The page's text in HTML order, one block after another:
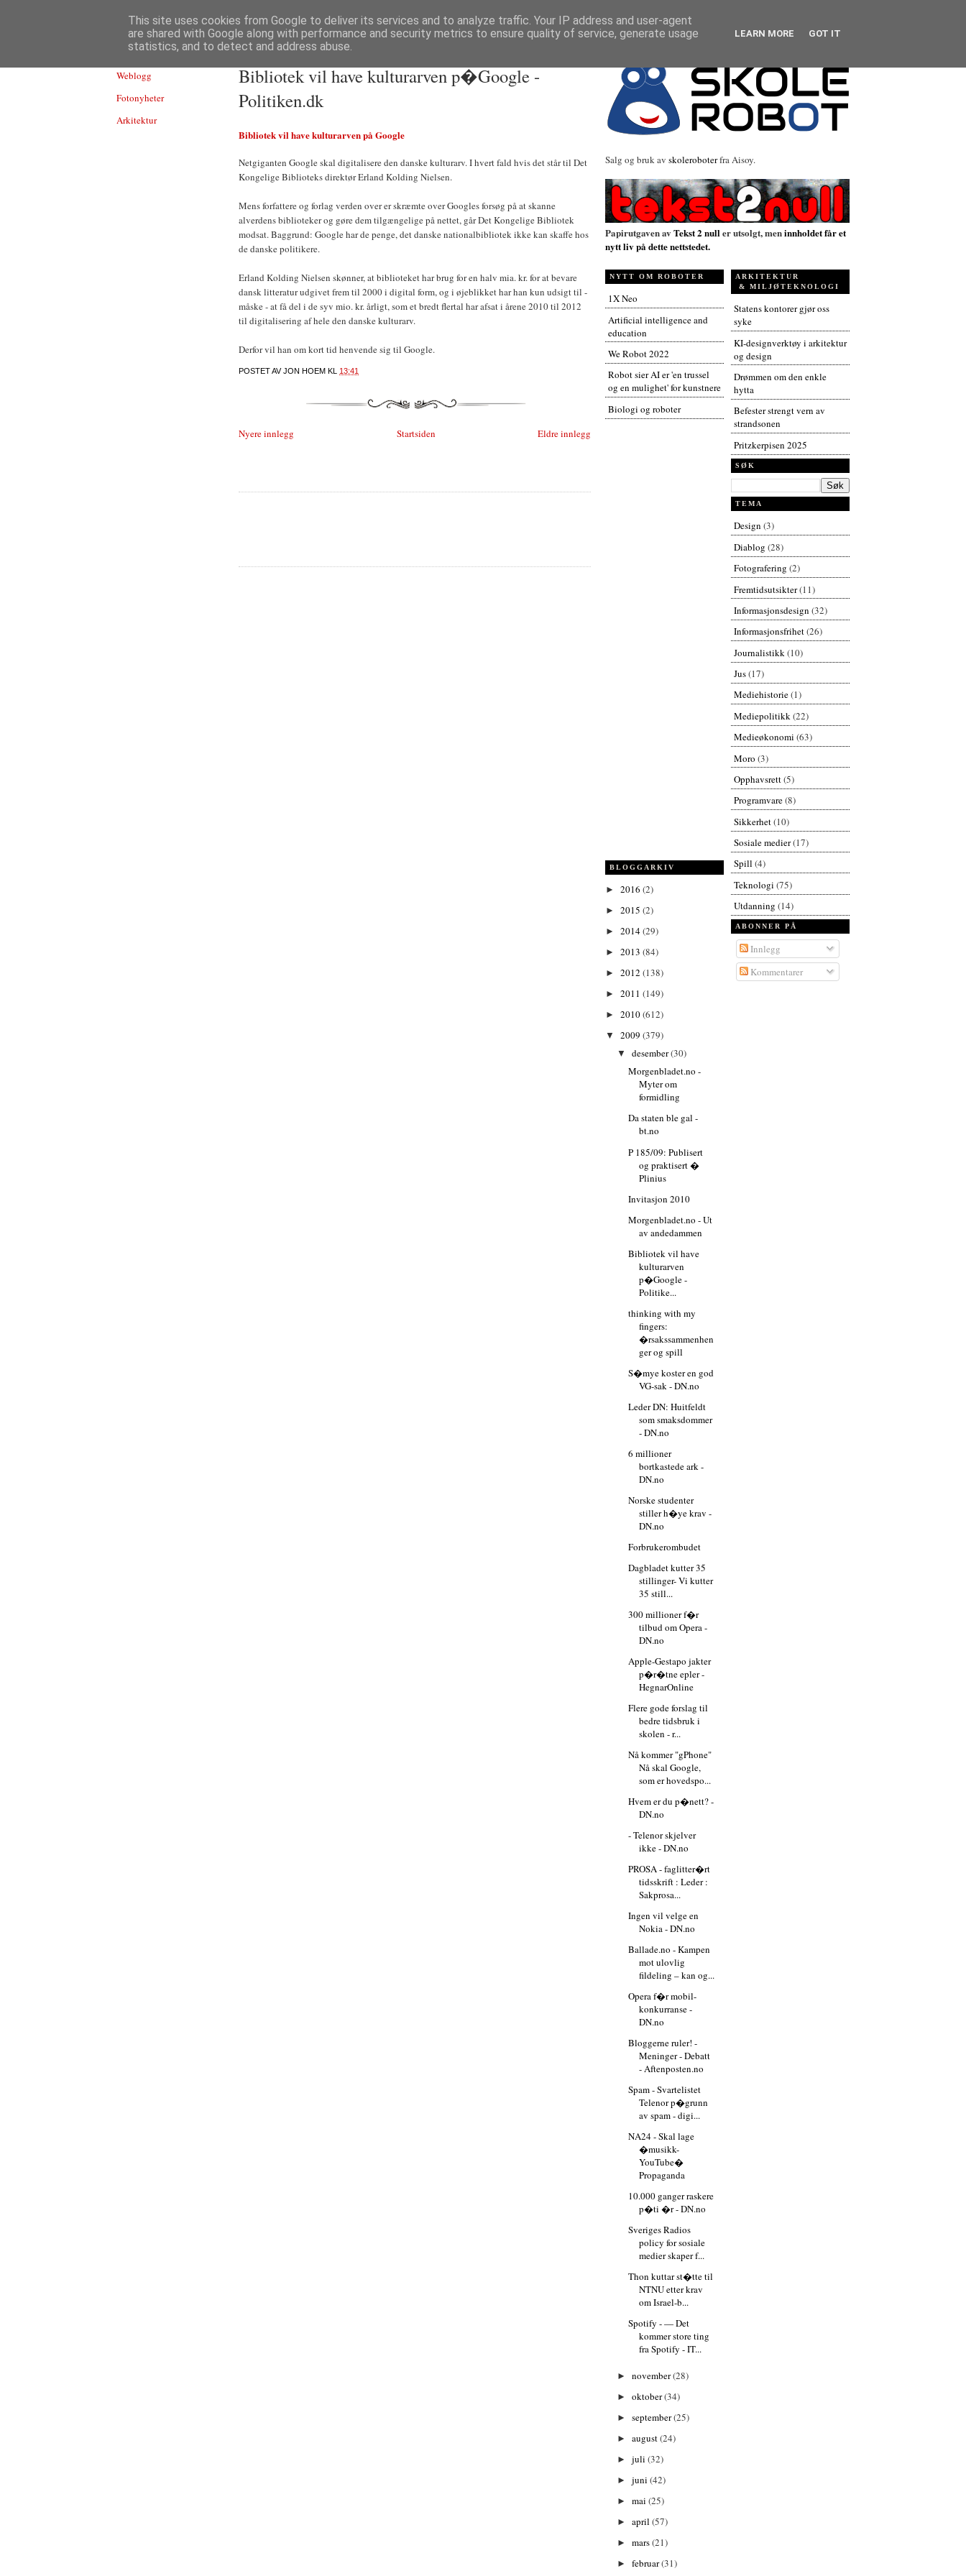
TEKNOLOGINYHETER
Weblogg
Fotonyheter
Arkitektur
Bibliotek vil have kulturarven p�Google -
Politiken.dk
Bibliotek vil have kulturarven på Google
Netgiganten Google skal digitalisere den danske kulturarv. I hvert fald hvis det står til Det
Kongelige Biblioteks direktør Erland Kolding Nielsen.
Mens forfattere og forlag verden over er skræmte over Googles forsøg på at skanne
alverdens biblioteker og gøre dem tilgængelige på nettet, går Det Kongelige Bibliotek
modsat. Baggrund: Google har de penge, det danske nationalbibliotek ikke kan skaffe hos
de danske politikere.
Erland Kolding Nielsen skønner, at biblioteket har brug for en halv mia. kr. for at bevare
dansk litteratur udgivet frem til 2000 i digital form, og i øjeblikket har han kun udsigt til -
måske - at få del i de syv mio. kr. årligt, som et bredt flertal har afsat i årene 2010 til 2012
til digitalisering af hele den danske kulturarv.
Derfor vil han om kort tid henvende sig til Google.
POSTET AVJON HOEM KL 13:41
Nyere innlegg Eldre innlegg
Startsiden
Salg og bruk av skoleroboterfra Aisoy.
Papirutgaven av Tekst 2 null er utsolgt, meninnholdet får et
nytt liv på dette nettstedet.
NYTT OM ROBOTER
1X Neo
Artificial intelligence and
education
We Robot 2022
Robot sier AI er 'en trussel
og en mulighet' for kunstnere
Biologi og roboter
BLOGGARKIV
► 2016 (2)
► 2015 (2)
► 2014(29)
► 2013 (84)
► 2012 (138)
► 2011 (149)
► 2010(612)
▼ 2009 (379)
▼ desember(30)
Morgenbladet.no -
Myter om
formidling
Da staten ble gal -
bt.no
P 185/09: Publisert
og praktisert �
Plinius
Invitasjon 2010
Morgenbladet.no - Ut
av andedammen
Bibliotek vil have
kulturarven
p�Google -
Politike...
thinking with my
fingers:
�rsakssammenhen
ger og spill
S�mye koster en god
VG-sak - DN.no
Leder DN: Huitfeldt
som smaksdommer
- DN.no
6 millioner
bortkastede ark -
DN.no
Norske studenter
stiller h�ye krav -
DN.no
Forbrukerombudet
Dagbladet kutter 35
stillinger- Vi kutter
35 still...
300 millioner f�r
tilbud om Opera -
DN.no
Apple-Gestapo jakter
p�r�tne epler -
HegnarOnline
Flere gode forslag til
bedre tidsbruk i
skolen - r...
Nå kommer "gPhone"
Nå skal Google,
som er hovedspo...
Hvem er du p�nett? -
DN.no
- Telenor skjelver
ikke - DN.no
PROSA - faglitter�rt
tidsskrift : Leder :
Sakprosa...
Ingen vil velge en
Nokia - DN.no
Ballade.no - Kampen
mot ulovlig
fildeling – kan og...
Opera f�r mobil-
konkurranse -
DN.no
Bloggerne ruler! -
Meninger - Debatt
- Aftenposten.no
Spam - Svartelistet
Telenor p�grunn
av spam - digi...
NA24 - Skal lage
�musikk-
YouTube�
Propaganda
10.000 ganger raskere
p�ti �r - DN.no
Sveriges Radios
policy for sosiale
medier skaper f...
Thon kuttar st�tte til
NTNU etter krav
om Israel-b...
Spotify - — Det
kommer store ting
fra Spotify - IT...
► november(28)
► oktober(34)
► september(25)
► august(24)
► juli (32)
► juni (42)
► mai (25)
► april (57)
► mars(21)
► februar(31)
ARKITEKTUR
& MILJØTEKNOLOGI
Statens kontorer gjør oss
syke
KI-designverktøy i arkitektur
og design
Drømmen om den enkle
hytta
Befester strengt vern av
strandsonen
Pritzkerpisen 2025
SØK
TEMA
Design (3)
Diablog (28)
Fotografering (2)
Fremtidsutsikter(11)
Informasjonsdesign (32)
Informasjonsfrihet(26)
Journalistikk(10)
Jus(17)
Mediehistorie(1)
Mediepolitikk(22)
Medieøkonomi (63)
Moro (3)
Opphavsrett(5)
Programvare(8)
Sikkerhet(10)
Sosiale medier(17)
Spill (4)
Teknologi (75)
Utdanning (14)
ABONNER PÅ
Innlegg
Kommentarer
This site uses cookies from Google to deliver its services and to analyze traffic. Your IP address and user-agent
are shared with Google along with performance and security metrics to ensure quality of service, generate usage
statistics, and to detect and address abuse.
LEARN MORE GOT IT